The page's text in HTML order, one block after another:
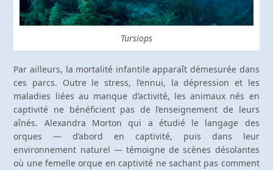
Tursiops
Par ailleurs, la mortalité infantile apparaît démesurée dans
ces parcs. Outre le stress, l’ennui, la dépression et les
maladies liées au manque d’activité, les animaux nés en
captivité ne bénéficient pas de l’enseignement de leurs
aînés. Alexandra Morton qui a étudié le langage des
orques — d’abord en captivité, puis dans leur
environnement naturel — témoigne de scènes désolantes
où une femelle orque en captivité ne sachant pas comment